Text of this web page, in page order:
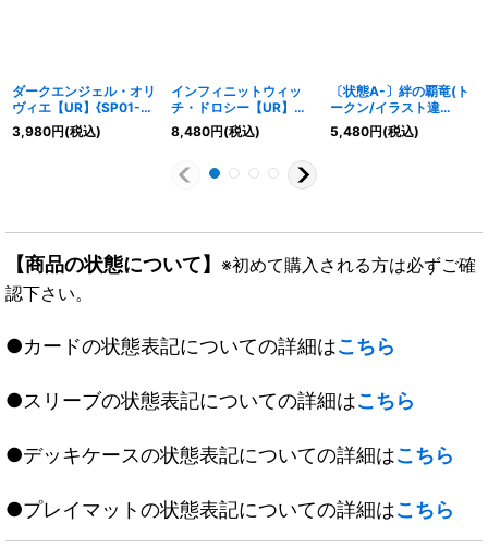
ダークエンジェル・オリ
ヴィエ【UR】{SP01-
U29}《ニュートラル》
3,980円(税込)
インフィニットウィッ
チ・ドロシー【UR】
{BP12-U03}《ウィッ
チ》
8,480円(税込)
〔状態A-〕絆の覇竜(ト
ークン/イラスト違
い/GCS千葉)【PR】
{PR-345}《ドラゴン》
5,480円(税込)
【商品の状態について】 ※初めて購入される方は必ずご確
認下さい。
●カードの状態表記についての詳細はこちら
●スリーブの状態表記についての詳細はこちら
●デッキケースの状態表記についての詳細はこちら
●プレイマットの状態表記についての詳細はこちら